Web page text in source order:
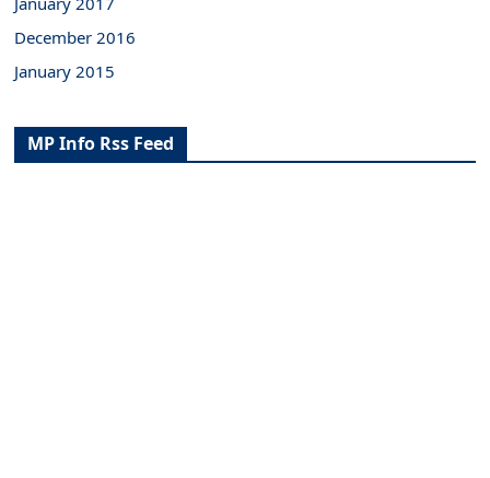
December 2016
January 2015
MP Info Rss Feed